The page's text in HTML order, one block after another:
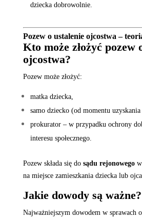
dziecka dobrowolnie.
Pozew o ustalenie ojcostwa –
Kto może złożyć pozew
ojcostwa?
Pozew może złożyć:
matka dziecka,
samo dziecko (od momentu uzyskania
prokurator – w przypadku ochrony
interesu społecznego.
Pozew składa się do sądu rejonowego
na miejsce zamieszkania dziecka lub ojca.
Jakie dowody są ważne?
Najważniejszym dowodem w sprawach